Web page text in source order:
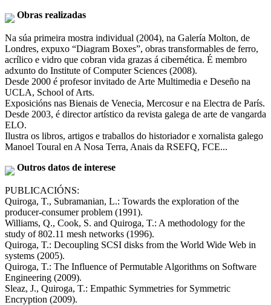
Obras realizadas
Na súa primeira mostra individual (2004), na Galería Molton, de
Londres, expuxo “Diagram Boxes”, obras transformables de ferro,
acrílico e vidro que cobran vida grazas á cibernética. É membro
adxunto do Institute of Computer Sciences (2008).
Desde 2000 é profesor invitado de Arte Multimedia e Deseño na
UCLA, School of Arts.
Exposicións nas Bienais de Venecia, Mercosur e na Electra de París.
Desde 2003, é director artístico da revista galega de arte de vangarda
ELO.
Ilustra os libros, artigos e traballos do historiador e xornalista galego
Manoel Toural en A Nosa Terra, Anais da RSEFQ, FCE...
Outros datos de interese
PUBLICACIÓNS:
Quiroga, T., Subramanian, L.: Towards the exploration of the
producer-consumer problem (1991).
Williams, Q., Cook, S. and Quiroga, T.: A methodology for the
study of 802.11 mesh networks (1996).
Quiroga, T.: Decoupling SCSI disks from the World Wide Web in
systems (2005).
Quiroga, T.: The Influence of Permutable Algorithms on Software
Engineering (2009).
Sleaz, J., Quiroga, T.: Empathic Symmetries for Symmetric
Encryption (2009).